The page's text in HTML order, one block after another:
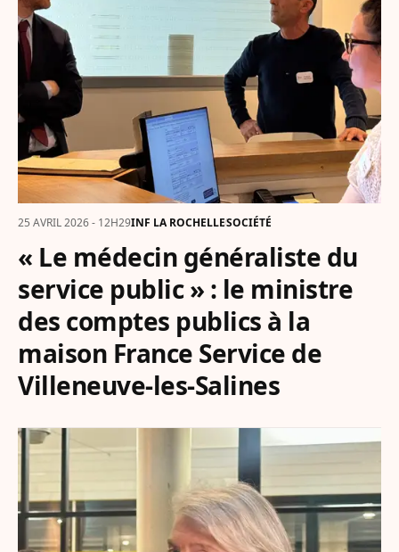
25 AVRIL 2026 - 12H29INF LA ROCHELLESOCIÉTÉ
« Le médecin généraliste du
service public » : le ministre
des comptes publics à la
maison France Service de
Villeneuve-les-Salines